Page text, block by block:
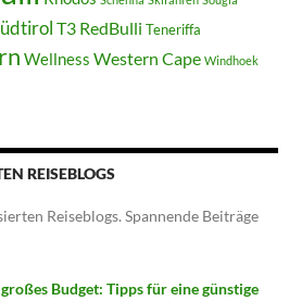
T3 RedBulli Teneriffa
Wellness Western Cape Windhoek
REISEBLOGS
Reiseblogs. Spannende Beiträge
Budget: Tipps für eine günstige